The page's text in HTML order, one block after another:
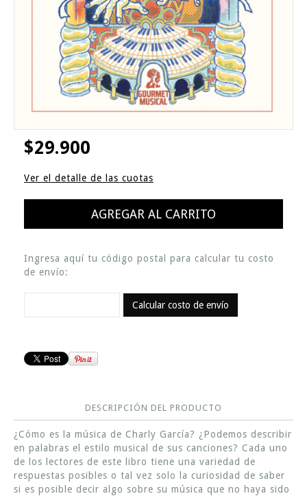
$29.900
Ver el detalle de las cuotas
Ingresa aquí tu código postal para calcular tu costo
de envío:
Calcular costo de envío
DESCRIPCIÓN DEL PRODUCTO
¿Cómo es la música de Charly García? ¿Podemos describir
en palabras el estilo musical de sus canciones? Cada uno
de los lectores de este libro tiene una variedad de
respuestas posibles o tal vez solo la curiosidad de saber
si es posible decir algo sobre su música que no haya sido